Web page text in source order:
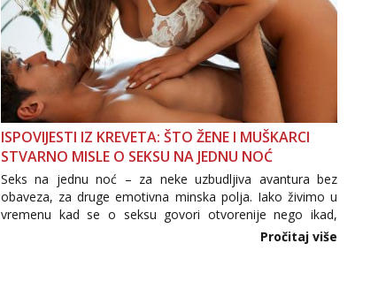
ISPOVIJESTI IZ KREVETA: ŠTO ŽENE I MUŠKARCI
STVARNO MISLE O SEKSU NA JEDNU NOĆ
Seks na jednu noć – za neke uzbudljiva avantura bez
obaveza, za druge emotivna minska polja. Iako živimo u
vremenu kad se o seksu govori otvorenije nego ikad,
tema „jedne noći strasti“ i dalje izaziva burne rasprave. Što
Pročitaj više